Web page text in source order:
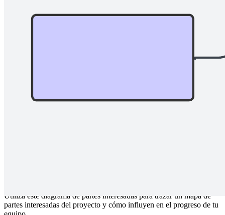
Utiliza este diagrama de partes interesadas para trazar un mapa de
partes interesadas del proyecto y cómo influyen en el progreso de tu